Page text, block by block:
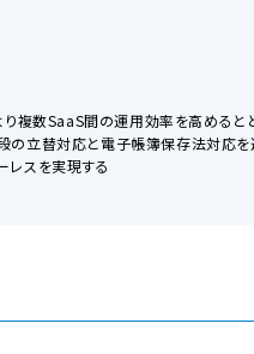
複数SaaS間の運用効率を高めると
の立替対応と電子帳簿保存法対応を
レスを実現する